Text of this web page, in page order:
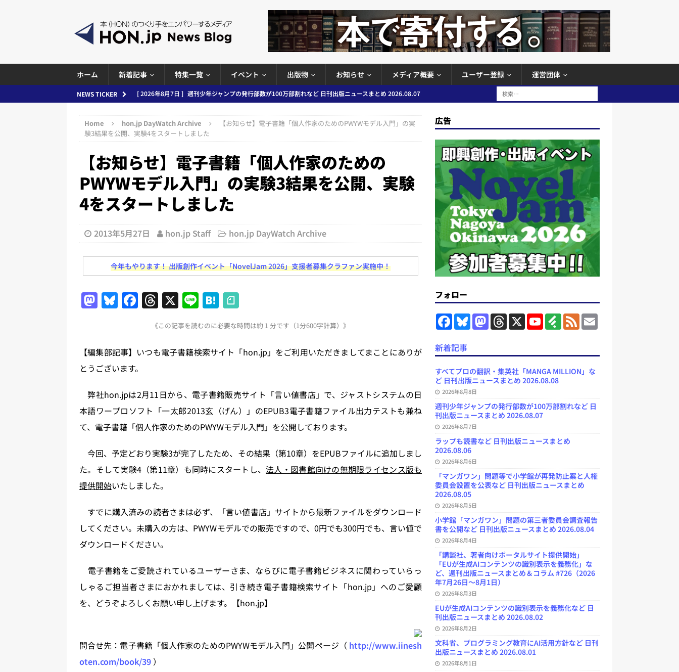
ホーム 新着記事 特集一覧 イベント 出版物 お知らせ メディア概要 ユーザー登録 運営団体
NEWS TICKER [ 2026年8月7日 ] 週刊少年ジャンプの発行部数が100万部割れなど 日刊出版ニュースまとめ 2026.08.07
[ 2026年8月6日 ] ラップも読書など 日刊出版ニュースまとめ 2026.08.06
日刊出版ニュースまとめ
ースまとめ 2026.08.05
日刊出版ニュースまとめ
[ 2026年8月4日 ] 小学館「マンガワン」問題の第三者委員会調査報告書を公開など 日刊出版ニュースまと
め 2026.08.04
日刊出版ニュースまとめ
[ 2026年8月3日 ]
「講談社、著者向けポータルサイト提供開始」「EUが生成AIコンテンツの識別表示を義
務化」など、週刊出版ニュースまとめ＆コラム #726（2026年7月26日～8月1日）
[ 2026年8月2日 ] EUが生成AIコンテンツの識別表示を義務化など 日刊出版ニュースまとめ 2026.08.02
[ 2026年8月1日 ] 文科省、プログラミング教育にAI活用方針など 日刊出版ニュースまとめ 2026.08.01
日刊出版ニュースまとめ 2026.07.31
日刊出版ニュースまとめ
[ 2026年7月30日 ]
Home hon.jp DayWatch Archive
【お知らせ】電子書籍「個人作家のためのPWYWモデル入門」の実
験3結果を公開、実験4をスタートしました
【お知らせ】電子書籍「個人作家のための
PWYWモデル入門」の実験3結果を公開、実験
4をスタートしました
2013年5月27日 hon.jp Staff hon.jp DayWatch Archive
今年もやります！ 出版創作イベント「NovelJam 2026」支援者募集クラファン実施中！
M
o
d
n
Bl
s
k
F
e
o
k
T
re
a
X Li
n
e
H
at
e
n
《この記事を読むのに必要な時間は約 1 分です（1分600字計算）》
【編集部記事】いつも電子書籍検索サイト「hon.jp」をご利用いただきましてまことにありが
とうございます。
弊社hon.jpは2月11日から、電子書籍販売サイト「言い値書店」で、ジャストシステムの日
本語ワープロソフト「一太郎2013玄（げん）」のEPUB3電子書籍ファイル出力テストも兼ね
て、電子書籍「個人作家のためのPWYWモデル入門」を公開しております。
今回、予定どおり実験3が完了したため、その結果（第10章）をEPUBファイルに追加しまし
た。そして実験4（第11章）も同時にスタートし、法人・図書館向けの無期限ライセンス版も
提供開始いたしました。
すでに購入済みの読者さまは必ず、「言い値書店」サイトから最新ファイルをダウンロード
してください。未購入の方は、PWYWモデルでの販売ですので、0円でも300円でも、言い値で
ダウンロードください。
電子書籍をご愛読されているユーザーさま、ならびに電子書籍ビジネスに関わっていらっ
しゃるご担当者さまにおかれましては、引き続き電子書籍検索サイト「hon.jp」へのご愛顧
を、どうぞよろしくお願い申し上げます。【hon.jp】
問合せ先：電子書籍「個人作家のためのPWYWモデル入門」公開ページ（ http://www.iinesh
oten.com/book/39 ）
広告
フォロー
F
a
e
b
o
o
k
B
l
k
y
M
a
d
o
n
T
h
d
s
X
Y
o
b
e
C
h
n
e
F
e
y
F
e
E
m
新着記事
すべてプロの翻訳・集英社「MANGA MILLION」な
ど 日刊出版ニュースまとめ 2026.08.08
2026年8月8日
週刊少年ジャンプの発行部数が100万部割れなど 日
刊出版ニュースまとめ 2026.08.07
2026年8月7日
ラップも読書など 日刊出版ニュースまとめ
2026.08.06
2026年8月6日
「マンガワン」問題等で小学館が再発防止案と人権
委員会設置を公表など 日刊出版ニュースまとめ
2026.08.05
2026年8月5日
小学館「マンガワン」問題の第三者委員会調査報告
書を公開など 日刊出版ニュースまとめ 2026.08.04
2026年8月4日
「講談社、著者向けポータルサイト提供開始」
「EUが生成AIコンテンツの識別表示を義務化」な
ど、週刊出版ニュースまとめ＆コラム #726（2026
年7月26日～8月1日）
2026年8月3日
EUが生成AIコンテンツの識別表示を義務化など 日
刊出版ニュースまとめ 2026.08.02
2026年8月2日
文科省、プログラミング教育にAI活用方針など 日刊
出版ニュースまとめ 2026.08.01
2026年8月1日